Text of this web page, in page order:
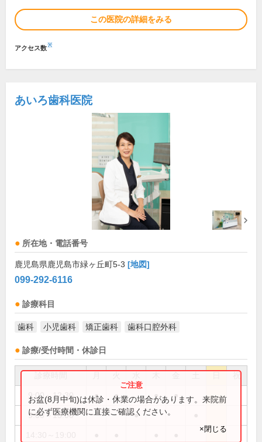
この医院の詳細をみる
アクセス数※
あいろ歯科医院
所在地・電話番号
鹿児島県鹿児島市緑ヶ丘町5-3 [地図]
099-292-6116
診療科目
歯科 小児歯科 矯正歯科 歯科口腔外科
診療/受付時間・休診日
祝
9:00～12:30 ● ● ● ●
9:00～13:00 ●
お盆(8月中旬)は休診・休業の場合があります。来院前
に必ず医療機関に直接ご確認ください。
×閉じる